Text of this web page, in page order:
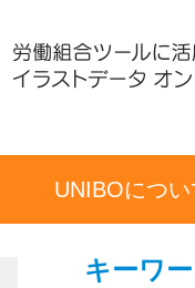
UNIBOについ
キーワ